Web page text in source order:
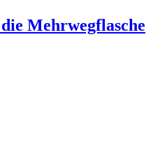
Mehrwegflasche